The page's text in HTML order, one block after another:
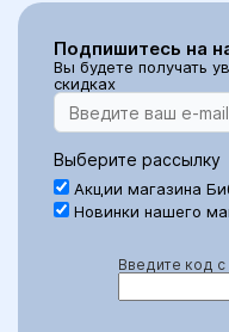
Подпишитесь на
Вы будете получать
скидках
Выберите рассылку
Акции магазина
Новинки нашего
Введите код с